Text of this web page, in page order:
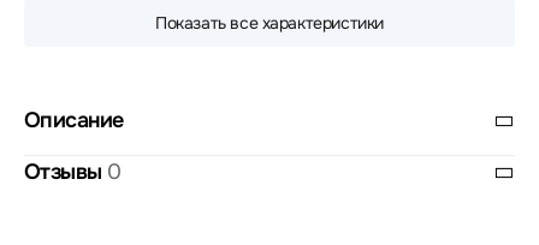
Показать все характеристики
Описание
Отзывы 0